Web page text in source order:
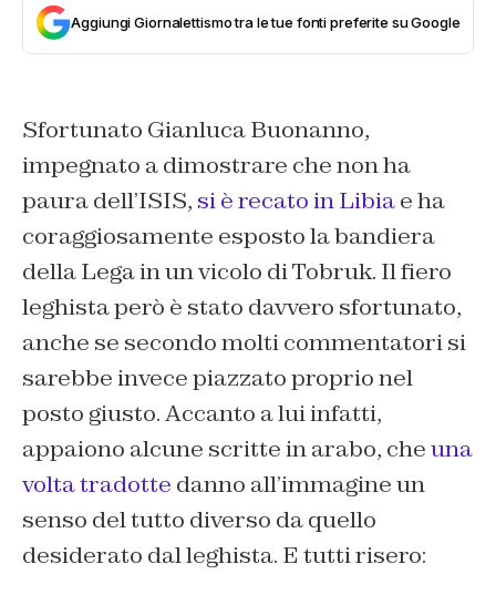
Aggiungi Giornalettismo tra le tue fonti preferite su Google
Sfortunato Gianluca Buonanno,
impegnato a dimostrare che non ha
paura dell’ISIS, si è recato in Libiae ha
coraggiosamente esposto la bandiera
della Lega in un vicolo di Tobruk. Il fiero
leghista però è stato davvero sfortunato,
anche se secondo molti commentatori si
sarebbe invece piazzato proprio nel
posto giusto. Accanto a lui infatti,
appaiono alcune scritte in arabo, cheuna
volta tradotte danno all’immagine un
senso del tutto diverso da quello
desiderato dal leghista. E tutti risero: